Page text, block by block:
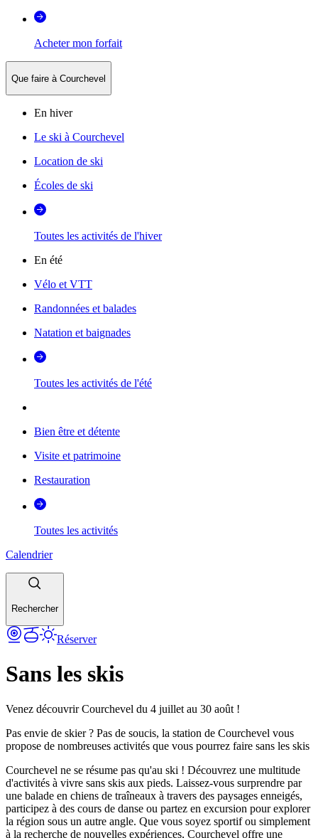
Acheter mon forfait
Que faire à Courchevel
En hiver
Le ski à Courchevel
Location de ski
Écoles de ski
Toutes les activités de l'hiver
En été
Vélo et VTT
Randonnées et balades
Natation et baignades
Toutes les activités de l'été
Bien être et détente
Visite et patrimoine
Restauration
Toutes les activités
Calendrier
Rechercher
Réserver
Sans les skis
Venez découvrir Courchevel du 4 juillet au 30 août !
Pas envie de skier ? Pas de soucis, la station de Courchevel vous
propose de nombreuses activités que vous pourrez faire sans les skis
Courchevel ne se résume pas qu'au ski ! Découvrez une multitude
d'activités à vivre sans skis aux pieds. Laissez-vous surprendre par
une balade en chiens de traîneaux à travers des paysages enneigés,
participez à des cours de danse ou partez en excursion pour explorer
la région sous un autre angle. Que vous soyez sportif ou simplement
à la recherche de nouvelles expériences, Courchevel offre une